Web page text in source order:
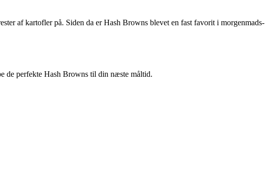
af kartofler på. Siden da er Hash Browns blevet en fast favorit i morgenmads-
de perfekte Hash Browns til din næste måltid.